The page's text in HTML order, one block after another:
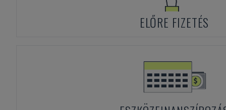
ELŐRE FIZETÉS